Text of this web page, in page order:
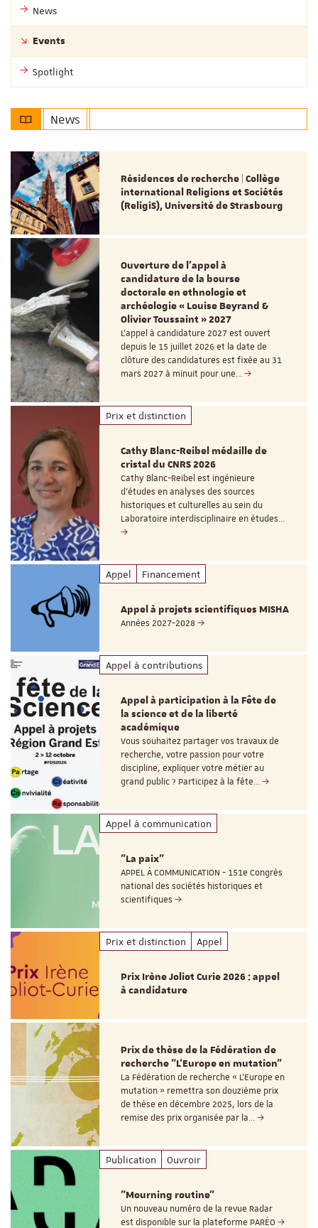
News
Events
Spotlight
News
Résidences de recherche | Collège
international Religions et Sociétés
(ReligiS), Université de Strasbourg
Ouverture de l'appel à
candidature de la bourse
doctorale en ethnologie et
archéologie « Louise Beyrand &
Olivier Toussaint » 2027
L’appel à candidature 2027 est ouvert
depuis le 15 juillet 2026 et la date de
clôture des candidatures est fixée au 31
mars 2027 à minuit pour une…
Prix et distinction
Cathy Blanc-Reibel médaille de
cristal du CNRS 2026
Cathy Blanc-Reibel est ingénieure
d’études en analyses des sources
historiques et culturelles au sein du
Laboratoire interdisciplinaire en études…
Appel Financement
Appel à projets scientifiques MISHA
Années 2027-2028
Appel à contributions
Appel à participation à la Fête de
la science et de la liberté
académique
Vous souhaitez partager vos travaux de
recherche, votre passion pour votre
discipline, expliquer votre métier au
grand public ? Participez à la fête…
Appel à communication
"La paix"
APPEL À COMMUNICATION - 151e Congrès
national des sociétés historiques et
scientifiques
Prix et distinction Appel
Prix Irène Joliot Curie 2026 : appel
à candidature
Prix de thèse de la Fédération de
recherche "L’Europe en mutation"
La Fédération de recherche « L’Europe en
mutation » remettra son douzième prix
de thèse en décembre 2025, lors de la
remise des prix organisée par la…
Publication Ouvroir
"Mourning routine"
Un nouveau numéro de la revue Radar
est disponible sur la plateforme PARÉO